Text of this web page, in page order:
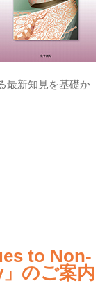
最新知見を基礎か
to Non-
のご案内